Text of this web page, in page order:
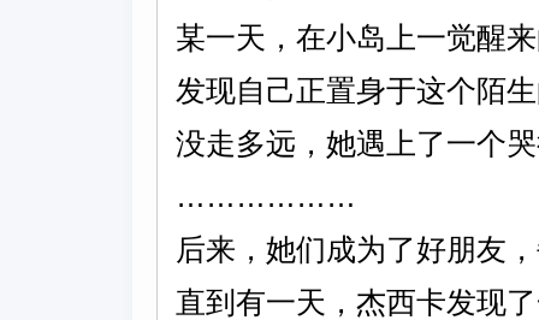
某一天，在小岛上一觉醒
发现自己正置身于这个陌
没走多远，她遇上了一个
………………
后来，她们成为了好朋友
直到有一天，杰西卡发现